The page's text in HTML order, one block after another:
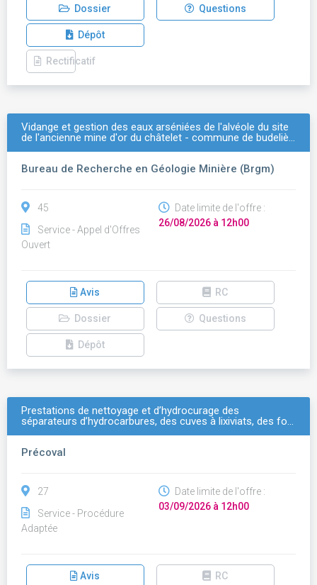
Dossier Questions
Dépôt
Rectificatif
Vidange et gestion des eaux arséniées de l'alvéole du site
de l'ancienne mine d'or du châtelet - commune de budeliè…
Bureau de Recherche en Géologie Minière (Brgm)
45
Service - Appel d'Offres
Ouvert
Date limite de l'offre :
26/08/2026 à 12h00
Avis RC
Dossier Questions
Dépôt
Prestations de nettoyage et d’hydrocurage des
séparateurs d’hydrocarbures, des cuves à lixiviats, des fo…
Précoval
27
Service - Procédure
Adaptée
Date limite de l'offre :
03/09/2026 à 12h00
Avis RC